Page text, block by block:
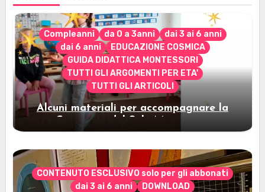
Compleanni da 0 a 3anni
dai 3 ai 6 anni
dai 6 anni
EDUCAZIONE COSMICA
GUIDA DIDATTICA MONTESSORI
TUTTI GLI ARGOMENTI PER ETA'
TUTTI GLI ARTICOLI
Alcuni materiali per accompagnare la
Cerimonia del Sole Montessori
CONTENUTO ESCLUSIVO solo per gli abbonati
dai 3 ai 6 anni
DOWNLOAD